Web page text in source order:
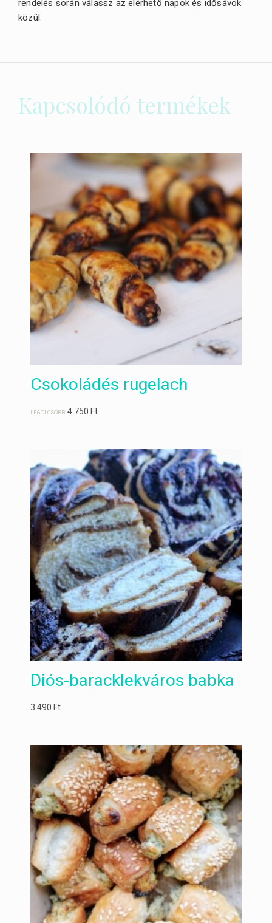
rendelés során válassz az elérhető napok és idősávok
közül.
Kapcsolódó termékek
Csokoládés rugelach
LEGOLCSÓBB:4 750Ft
Diós-baracklekváros babka
3 490Ft